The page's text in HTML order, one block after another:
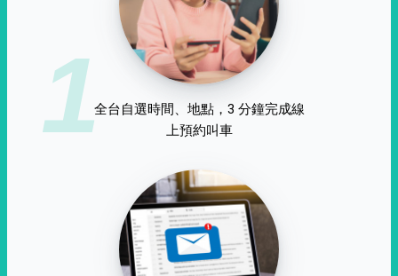
1全台自選時間、地點，3 分鐘完成線
上預約叫車